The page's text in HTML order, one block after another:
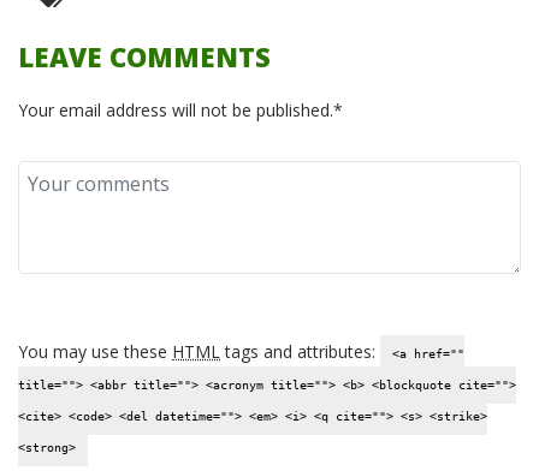
LEAVE COMMENTS
Your email address will not be published.*
You may use these HTMLtags and attributes: <a href=""
title=""> <abbr title=""> <acronym title=""> <b> <blockquote cite="">
<cite> <code> <del datetime=""> <em> <i> <q cite=""> <s> <strike>
<strong>